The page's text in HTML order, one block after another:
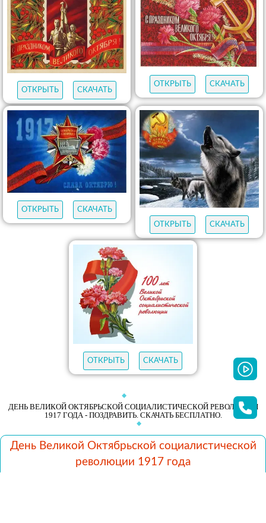
ОТКРЫТЬ СКАЧАТЬ
ОТКРЫТЬ СКАЧАТЬ
ОТКРЫТЬ
СКАЧАТЬ
ОТКРЫТЬ
СКАЧАТЬ
ОТКРЫТЬ СКАЧАТЬ
ДЕНЬ ВЕЛИКОЙ ОКТЯБРЬСКОЙ СОЦИАЛИСТИЧЕСКОЙ РЕВОЛЮЦИИ
1917 ГОДА - ПОЗДРАВИТЬ. СКАЧАТЬ БЕСПЛАТНО.
День Великой Октябрьской социалистической
революции 1917 года